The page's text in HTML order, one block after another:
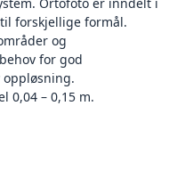
forskjellige formål.
og
for god
0,04 – 0,15 m.